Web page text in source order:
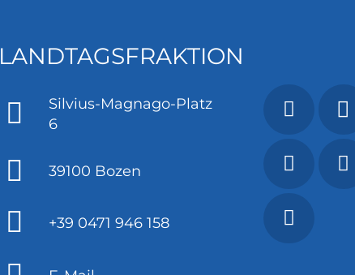
LANDTAGSFRAKTION
Silvius-Magnago-Platz
6
39100 Bozen
+39 0471 946 158